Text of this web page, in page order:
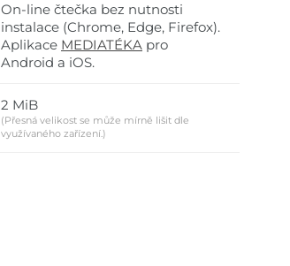
On-line čtečka bez nutnosti
instalace (Chrome, Edge, Firefox).
Aplikace MEDIATÉKA pro
Android a iOS.
2 MiB
(Přesná velikost se může mírně lišit dle
využívaného zařízení.)